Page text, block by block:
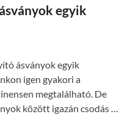
egyik
ásványok egyik
igen gyakori a
megtalálható. De
között igazán csodás …